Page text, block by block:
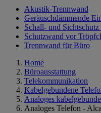
Akustik-Trennwand
Geräuschdämmende
Schall- und
Schutzwand vor
Trennwand für Büro
Home
Büroausstattung
Telekommunikation
Kabelgebundene
Analoges
Analoges Telefon -